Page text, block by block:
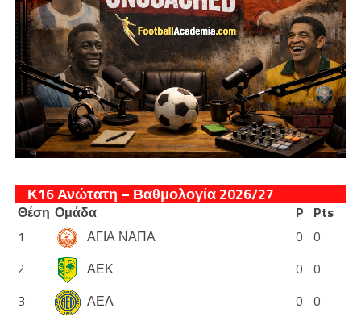
Κ16 Ανώτατη – Βαθμολογία 2026/27
Θέση Ομάδα P Pts
1
ΑΓΙΑ ΝΑΠΑ 0 0
2
ΑΕΚ 0 0
3
ΑΕΛ 0 0